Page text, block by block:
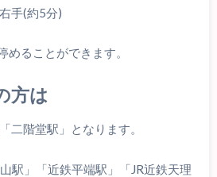
手(約5分)
ることができます。
方は
二階堂駅」となります。
駅」「近鉄平端駅」「JR近鉄天理